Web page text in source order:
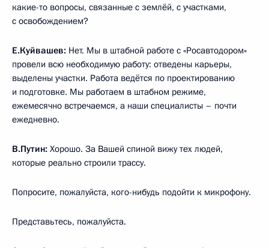
какие-то вопросы, связанные с землёй, с участками,
с освобождением?
Е.Куйвашев: Нет. Мы в штабной работе с «Росавтодором»
провели всю необходимую работу: отведены карьеры,
выделены участки. Работа ведётся по проектированию
и подготовке. Мы работаем в штабном режиме,
ежемесячно встречаемся, а наши специалисты – почти
ежедневно.
В.Путин: Хорошо. За Вашей спиной вижу тех людей,
которые реально строили трассу.
Попросите, пожалуйста, кого-нибудь подойти к микрофону.
Представьтесь, пожалуйста.